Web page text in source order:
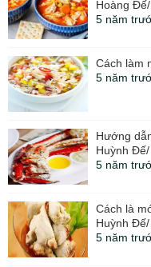
Hoàng
5 năm
Cách làm
5 năm
Hướng
Huỳnh
5 năm
Cách là
Huỳnh
5 năm